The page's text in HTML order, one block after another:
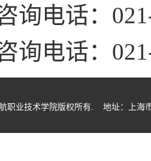
询电话：
询电话：
职业技术学院版权所有. 地址：上海